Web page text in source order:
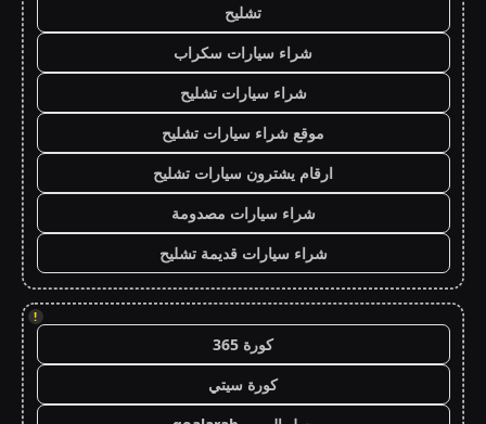
تشليح
شراء سيارات سكراب
شراء سيارات تشليح
موقع شراء سيارات تشليح
ارقام يشترون سيارات تشليح
شراء سيارات مصدومة
شراء سيارات قديمة تشليح
!
كورة 365
كورة سيتي